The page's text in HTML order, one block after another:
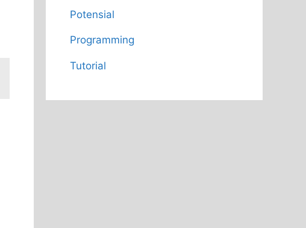
Potensial
Programming
Tutorial